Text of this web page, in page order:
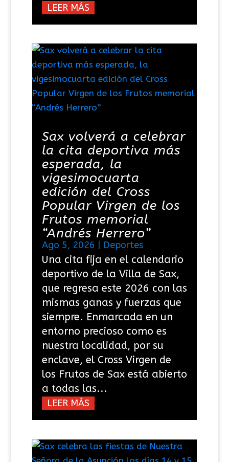
LEER MÁS
Sax volverá a celebrar
la cita deportiva más
esperada, la
vigesimocuarta
edición del Cross
Popular Virgen de los
Frutos memorial
“Andrés Herrero”
Ago 5, 2026 Deportes
Una cita fija en el calendario
deportivo de la Villa de Sax,
que regresa este 2026 con las
mismas ganas y fuerzas que
siempre. Enmarcada en un
entorno precioso como es
nuestra localidad, por su
enclave, el Cross Virgen de
los Frutos de Sax está abierto
a todas las...
LEER MÁS